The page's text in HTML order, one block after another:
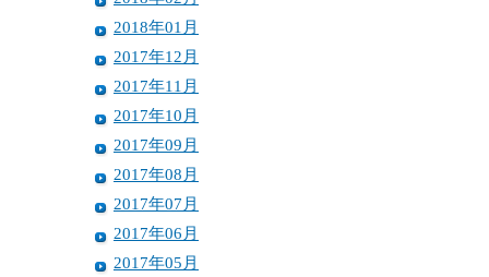
2018年01月
2017年12月
2017年11月
2017年10月
2017年09月
2017年08月
2017年07月
2017年06月
2017年05月